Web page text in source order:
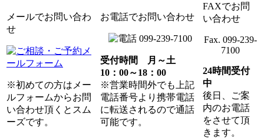
メールでお問い合わ
せ
※初めての方はメー
ルフォームからお問
い合わせ頂くとスム
ーズです。
お電話でお問い合わせ
099-239-7100
受付時間 月～土
10：00～18：00
※営業時間外でも上記
電話番号より携帯電話
に転送されるので通話
可能です。
FAXでお問
い合わせ
Fax. 099-239-
7100
24時間受付
中
後日、ご案
内のお電話
をさせて頂
きます。